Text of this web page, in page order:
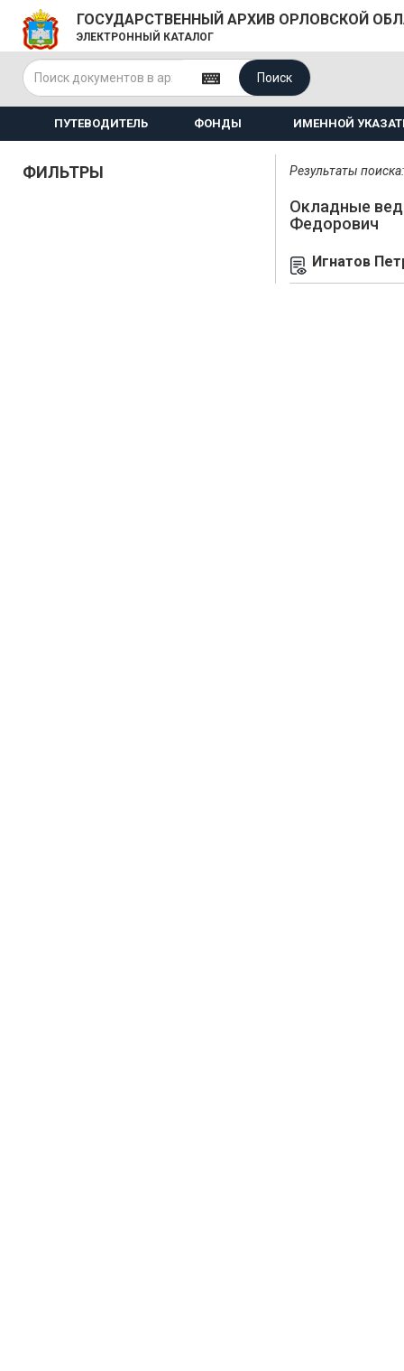
ГОСУДАРСТВЕННЫЙ АРХИВ ОРЛОВСКОЙ
ЭЛЕКТРОННЫЙ КАТАЛОГ
Поиск
ПУТЕВОДИТЕЛЬ ФОНДЫ ИМЕННОЙ
ФИЛЬТРЫ Результаты
Окладные
Федорович
Игнатов